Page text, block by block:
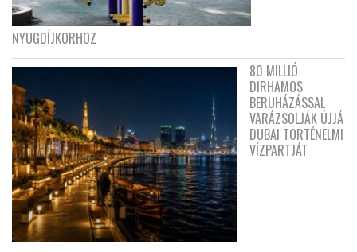
NYUGDÍJKORHOZ
80 MILLIÓ
DIRHAMOS
BERUHÁZÁSSAL
VARÁZSOLJÁK ÚJJÁ
DUBAI TÖRTÉNELMI
VÍZPARTJÁT